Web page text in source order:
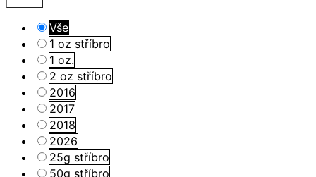
Vše
1 oz stříbro
1 oz.
2 oz stříbro
2016
2017
2018
2026
25g stříbro
50g stříbro